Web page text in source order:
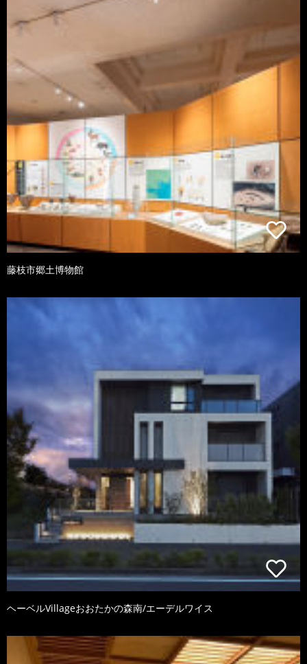
藤枝市郷土博物館
ヘーベルVillageおおたかの森南/エーデルワイス